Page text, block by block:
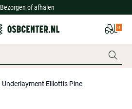
Bezorgen of afhalen
Ruime voorraad
0
Underlayment Elliottis Pine